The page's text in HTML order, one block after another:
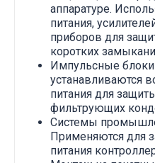
аппаратуре.
питания,
приборов для
коротких
Импульсные блоки
устанавливаются
питания для
фильтрующих
Системы
Применяются для
питания